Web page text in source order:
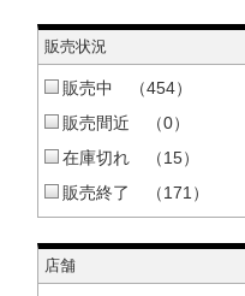
販売状況
販売中 （454）
販売間近 （0）
在庫切れ （15）
販売終了 （171）
店舗